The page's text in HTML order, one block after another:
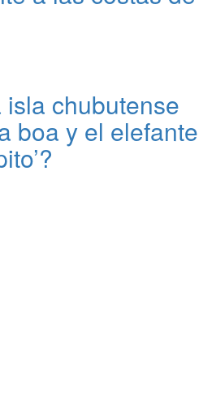
chubutense
boa y el elefante